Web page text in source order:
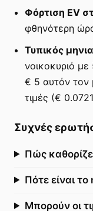
Φόρτιση EV
φθηνότερη
Τυπικός
νοικοκυριό
€ 5 αυτόν τον
τιμές (€
Συχνές
Πώς
Πότε είναι
Μπορούν οι